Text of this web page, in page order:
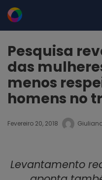
Pesquisa
das
menos
homens no
Fevereiro 20, 2018
Levantamento